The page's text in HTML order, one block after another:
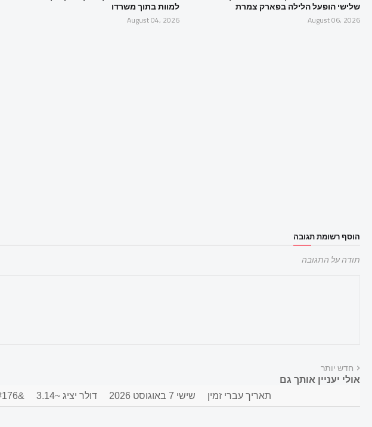
שלישי הופעל הלילה בפארק צמרת
August 06, 2026
למוות בתוך משרדו
August 04, 2026
הוסף רשומת תגובה
תודה על התגובה
חדש יותר
אולי יעניין אותך גם
תאריך עברי זמין שישי 7 באוגוסט 2026 דולר יציג ~3.14 &#176;C 29 מעונן חלקית